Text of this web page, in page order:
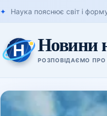
Наука пояснює світ і
Новини
РОЗПОВІДАЄМО ПРО